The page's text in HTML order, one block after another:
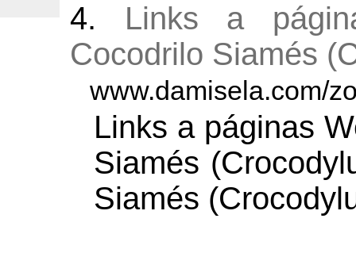
4. Links a
Cocodrilo Siamés
www.damisela.com/
Links a páginas
Siamés
Siamés